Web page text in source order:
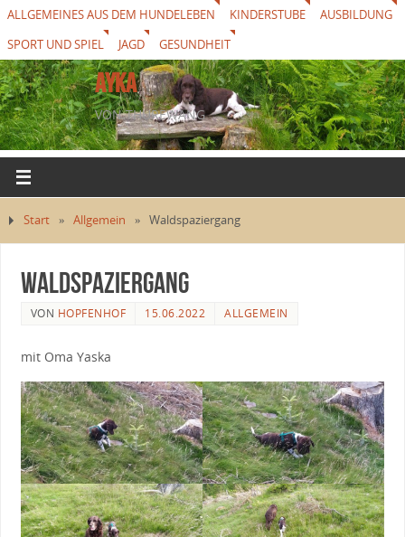
ALLGEMEINES AUS DEM HUNDELEBEN KINDERSTUBE
AUSBILDUNG
SPORT UND SPIEL
JAGD GESUNDHEIT
AYKA
VON THUREWANG
Start » Allgemein » Waldspaziergang
Waldspaziergang
VON HOPFENHOF 15.06.2022 ALLGEMEIN
mit Oma Yaska